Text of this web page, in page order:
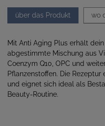
über das Produkt wo
Mit Anti Aging Plus erhält
abgestimmte Mischung aus
Coenzym Q10, OPC und
Pflanzenstoffen. Die
und eignet sich ideal als
Beauty-Routine.